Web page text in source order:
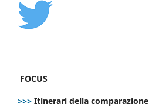
FOCUS
>>> Itinerari della comparazione